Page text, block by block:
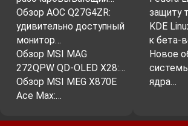
Обзор AOC Q27G4ZR:
удивительно доступный
монитор…
Обзор MSI MAG
272QPW QD-OLED X28:…
Обзор MSI MEG X870E
Ace Max:…
защиту
KDE
к бета-
Новое
ядра…